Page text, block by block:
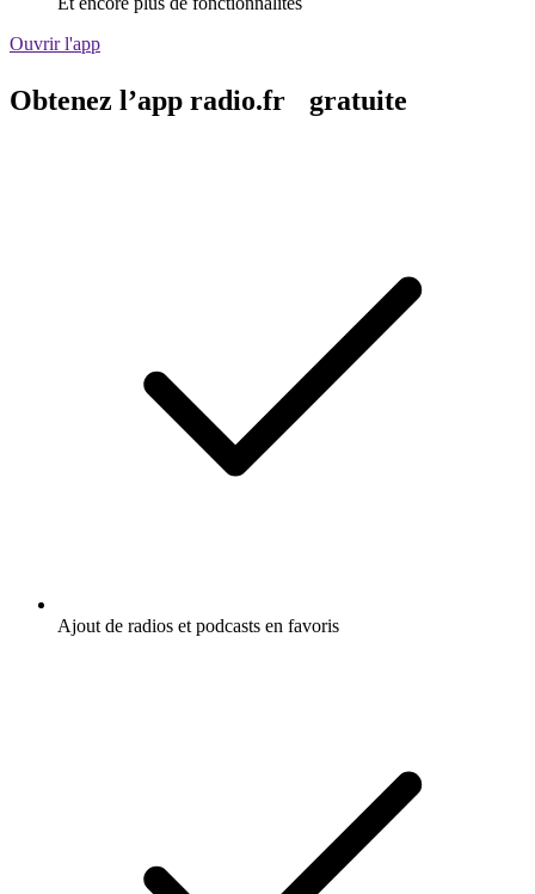
Ouvrir l'app
Obtenez l’app radio.fr gratuite
Ajout de radios et podcasts en favoris